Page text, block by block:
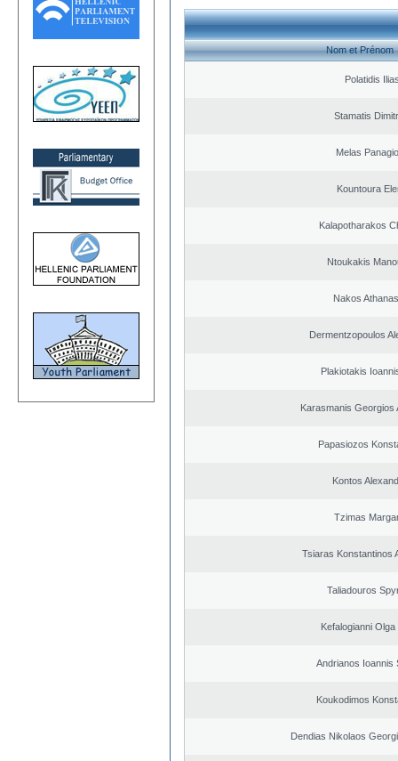
Nom et Prénom
Polatidis
Stamatis
Melas
Kountoura
Kalapotharakos
Ntoukakis
Nakos
Dermentzopoulos
Plakiotakis
Karasmanis Georgios
Papasiozos
Kontos
Tzimas
Tsiaras Konstantinos
Taliadouros
Kefalogianni Olga
Andrianos Ioannis
Koukodimos
Dendias Nikolaos